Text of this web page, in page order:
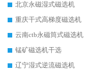
北京永磁湿式磁选机
重庆干式高梯度磁选机
云南ctb永磁筒式磁选机
锰矿磁选机干选
辽宁湿式逆流磁选机